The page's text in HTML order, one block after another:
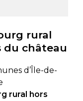
rural
du château
d’Île-de-
rural hors